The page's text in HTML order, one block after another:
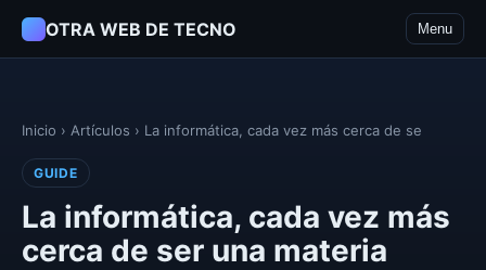
OTRA WEB DE TECNO Menu
Inicio › Artículos › La informática, cada vez más cerca de se
GUIDE
La informática, cada vez más
cerca de ser una materia